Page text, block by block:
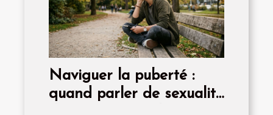
Naviguer la puberté :
quand parler de sexualité